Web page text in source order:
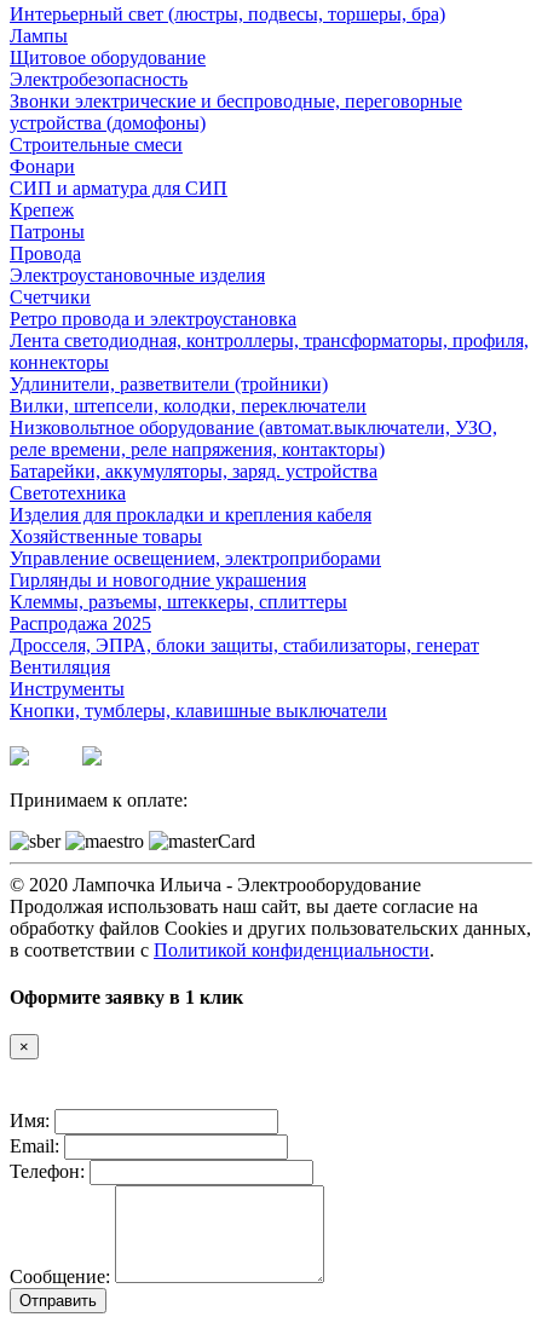
Интерьерный свет (люстры, подвесы, торшеры, бра)
Лампы
Щитовое оборудование
Электробезопасность
Звонки электрические и беспроводные, переговорные
устройства (домофоны)
Строительные смеси
Фонари
СИП и арматура для СИП
Крепеж
Патроны
Провода
Электроустановочные изделия
Счетчики
Ретро провода и электроустановка
Лента светодиодная, контроллеры, трансформаторы, профиля,
коннекторы
Удлинители, разветвители (тройники)
Вилки, штепсели, колодки, переключатели
Низковольтное оборудование (автомат.выключатели, УЗО,
реле времени, реле напряжения, контакторы)
Батарейки, аккумуляторы, заряд. устройства
Светотехника
Изделия для прокладки и крепления кабеля
Хозяйственные товары
Управление освещением, электроприборами
Гирлянды и новогодние украшения
Клеммы, разъемы, штеккеры, сплиттеры
Распродажа 2025
Дросселя, ЭПРА, блоки защиты, стабилизаторы, генерат
Вентиляция
Инструменты
Кнопки, тумблеры, клавишные выключатели
Принимаем к оплате:
© 2020 Лампочка Ильича - Электрооборудование
Продолжая использовать наш сайт, вы даете согласие на
обработку файлов Cookies и других пользовательских данных,
в соответствии с Политикой конфиденциальности.
Оформите заявку в 1 клик
×
Имя:
Email:
Телефон:
Сообщение:
Отправить